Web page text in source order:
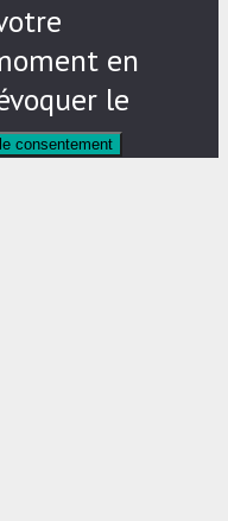
en
le
consentement